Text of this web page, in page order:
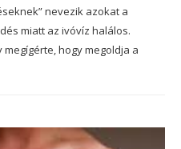
nevezik azokat a
miatt az ivóvíz halálos.
hogy megoldja a